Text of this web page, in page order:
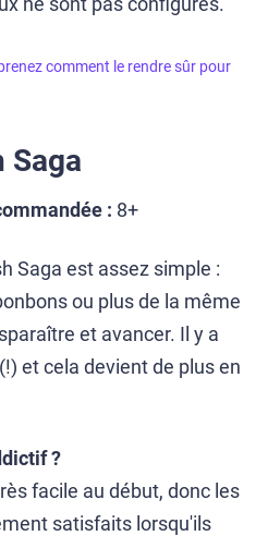
comment le rendre sûr pour
Saga
: 8+
Saga est assez simple :
ou plus de la même
et avancer. Il y a
et cela devient de plus en
?
facile au début, donc les
satisfaits lorsqu'ils